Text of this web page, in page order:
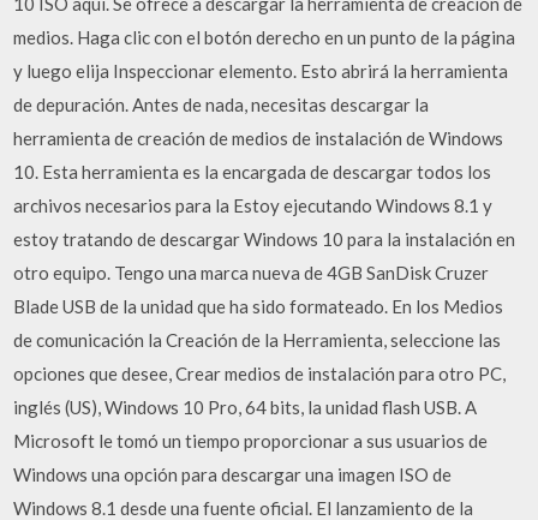
medios. Haga clic con el botón derecho en un punto de la página
y luego elija Inspeccionar elemento. Esto abrirá la herramienta
de depuración. Antes de nada, necesitas descargar la
herramienta de creación de medios de instalación de Windows
10. Esta herramienta es la encargada de descargar todos los
archivos necesarios para la Estoy ejecutando Windows 8.1 y
estoy tratando de descargar Windows 10 para la instalación en
otro equipo. Tengo una marca nueva de 4GB SanDisk Cruzer
Blade USB de la unidad que ha sido formateado. En los Medios
de comunicación la Creación de la Herramienta, seleccione las
opciones que desee, Crear medios de instalación para otro PC,
inglés (US), Windows 10 Pro, 64 bits, la unidad flash USB. A
Microsoft le tomó un tiempo proporcionar a sus usuarios de
Windows una opción para descargar una imagen ISO de
Windows 8.1 desde una fuente oficial. El lanzamiento de la